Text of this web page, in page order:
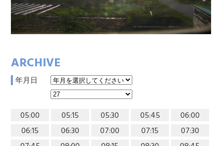
ARCHIVE
年月日
05:00 05:15 05:30 05:45
06:00
06:15
06:30 07:00 07:15
07:30